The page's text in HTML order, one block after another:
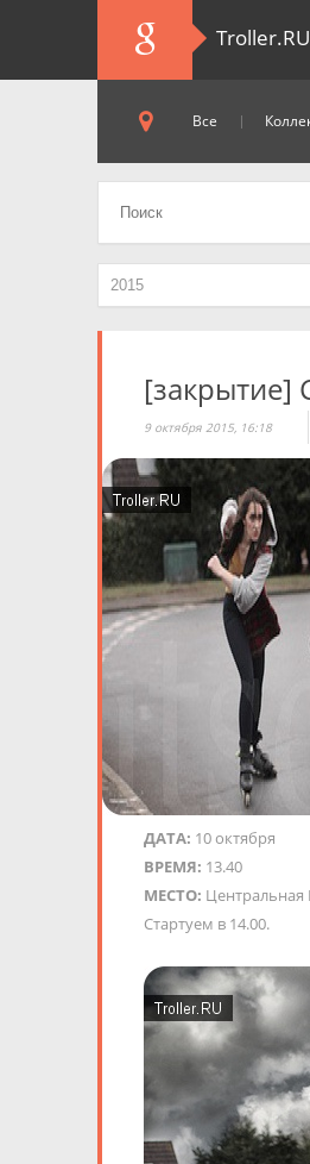
Troller.RU
Все
[закрытие]
9 октября 2015, 16:18
ДАТА: 10 октября
ВРЕМЯ: 13.40
МЕСТО:
Стартуем в 14.00.